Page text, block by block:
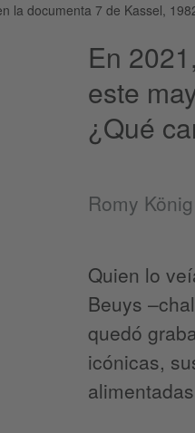
la documenta 7 de Kassel,
En
este
¿Qué
Romy König
Quien lo
Beuys
quedó
icónicas,